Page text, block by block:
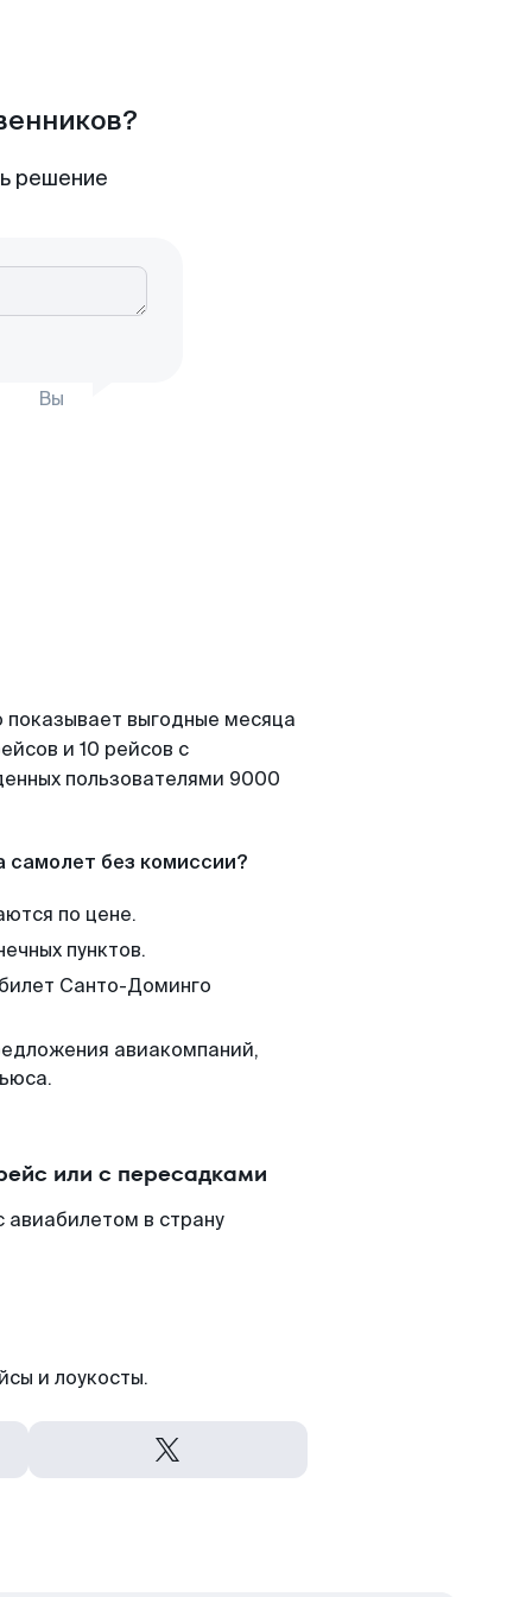
решение
Вы
выгодные месяца
и 10 рейсов с
пользователями 9000
самолет без комиссии?
по цене.
пунктов.
Санто-Доминго
авиакомпаний,
или с пересадками
в страну
и лоукосты.